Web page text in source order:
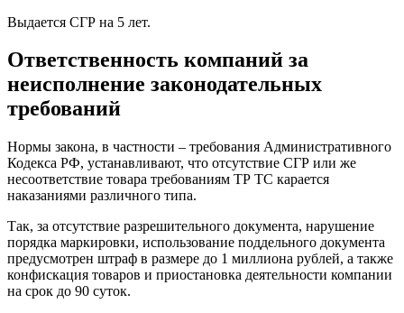
Выдается СГР на 5 лет.
Ответственность компаний за
неисполнение законодательных
требований
Нормы закона, в частности – требования Административного
Кодекса РФ, устанавливают, что отсутствие СГР или же
несоответствие товара требованиям ТР ТС карается
наказаниями различного типа.
Так, за отсутствие разрешительного документа, нарушение
порядка маркировки, использование поддельного документа
предусмотрен штраф в размере до 1 миллиона рублей, а также
конфискация товаров и приостановка деятельности компании
на срок до 90 суток.